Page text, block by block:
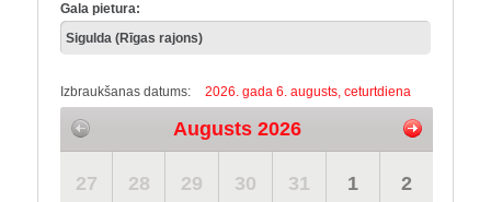
Gala pietura:
Izbraukšanas datums: 2026. gada 6. augusts, ceturtdiena
Augusts 2026
27 28 29 30 31 1 2